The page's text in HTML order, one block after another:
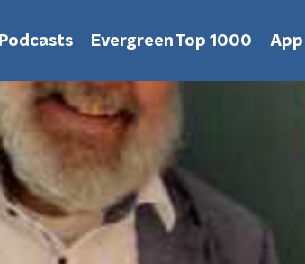
Podcasts Evergreen Top 1000 App